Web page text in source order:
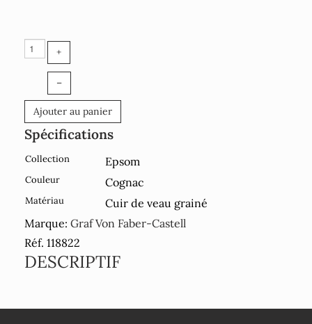
+
–
Ajouter au panier
Spécifications
Collection Epsom
Couleur Cognac
Matériau
Cuir de veau grainé
Marque: Graf Von Faber-Castell
Réf. 118822
DESCRIPTIF